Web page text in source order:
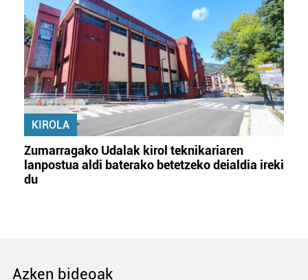
KIROLA
Zumarragako Udalak kirol teknikariaren
lanpostua aldi baterako betetzeko deialdia ireki
du
Azken bideoak